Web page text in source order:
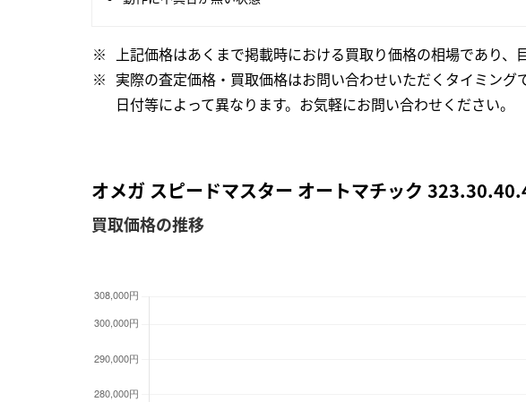
上記価格はあくまで掲載時における買取り価格の相場であり
実際の査定価格・買取価格はお問い合わせいただくタイミン
日付等によって異なります。お気軽にお問い合わせください。
オメガ スピードマスター オートマチック
買取価格の推移